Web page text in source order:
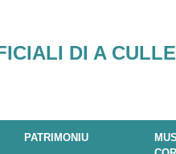
DI A
PATRIMONIU